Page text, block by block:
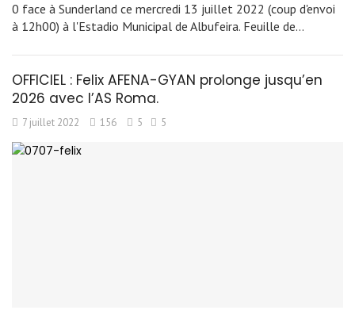
0 face à Sunderland ce mercredi 13 juillet 2022 (coup d'envoi
à 12h00) à l'Estadio Municipal de Albufeira. Feuille de…
OFFICIEL : Felix AFENA-GYAN prolonge jusqu’en
2026 avec l’AS Roma.
7 juillet 2022 156 5 5